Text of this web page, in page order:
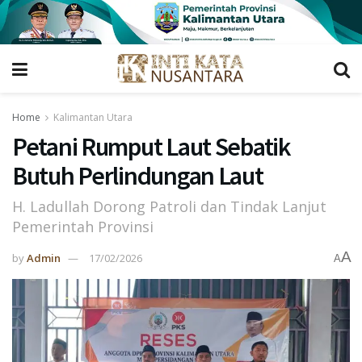
Home Kalimantan Utara
Petani Rumput Laut Sebatik
Butuh Perlindungan Laut
H. Ladullah Dorong Patroli dan Tindak Lanjut
Pemerintah Provinsi
byAdmin 17/02/2026 AA